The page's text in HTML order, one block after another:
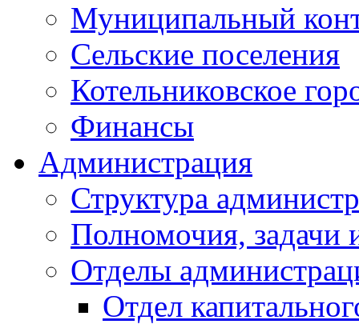
Муниципальный
Сельские поселения
Котельниковское
Финансы
Администрация
Структура
Полномочия, задачи
Отделы
Отдел